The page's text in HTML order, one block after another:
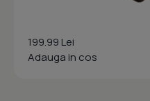
199.99 Lei
Adauga in cos